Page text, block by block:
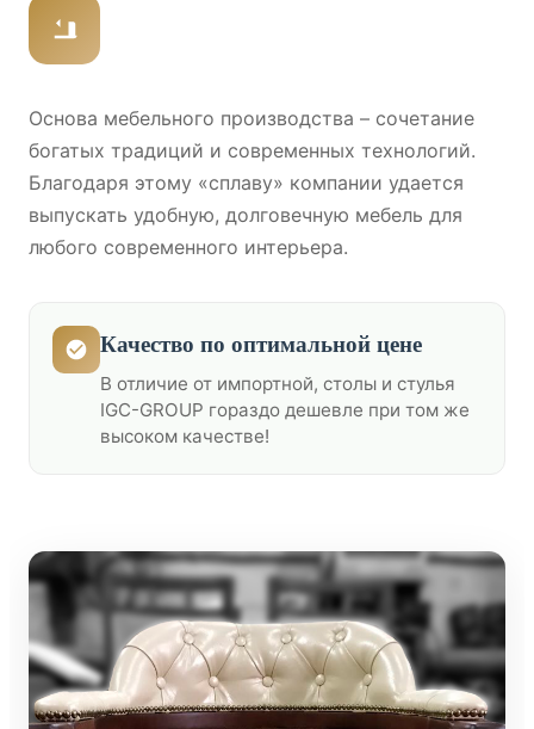
Основа мебельного производства – сочетание
богатых традиций и современных технологий.
Благодаря этому «сплаву» компании удается
выпускать удобную, долговечную мебель для
любого современного интерьера.
Качество по оптимальной цене
В отличие от импортной, столы и стулья
IGC-GROUP гораздо дешевле при том же
высоком качестве!